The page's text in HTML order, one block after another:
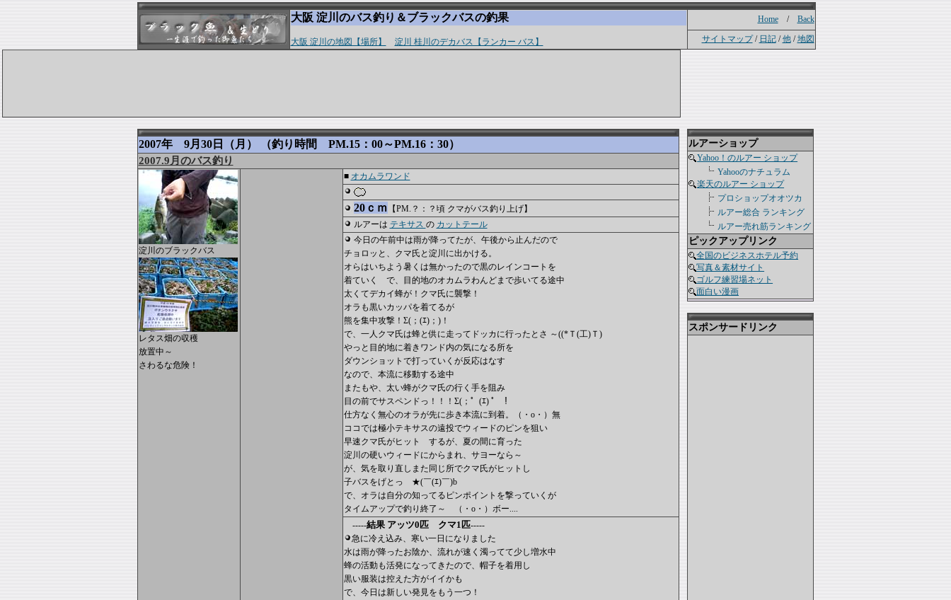
大阪 淀川のバス釣り＆ブラックバスの釣果
大阪 淀川の地図【場所】 淀川 桂川のデカバス【ランカー バス】
Home /
Back
サイトマップ/ 日記/他/地図
2007年 9月30日（月） （釣り時間 PM.15：00～PM.16：30）
2007.9月のバス釣り
淀川のブラックバス
レタス畑の収穫
放置中～
さわるな危険！
■ オカムラワンド
20ｃｍ 【PM.？：？頃 クマがバス釣り上げ】
ルアーは テキサス の カットテール
今日の午前中は雨が降ってたが、午後から止んだので
チョロッと、クマ氏と淀川に出かける。
オらはいちよう暑くは無かったので黒のレインコートを
着ていく で、目的地のオカムラわんどまで歩いてる途中
太くてデカイ蜂が！クマ氏に襲撃！
オラも黒いカッパを着てるが
熊を集中攻撃！Σ(；(ｴ)；)！
で、一人クマ氏は蜂と供に走ってドッカに行ったとさ ～((*Ｔ(工)Ｔ)
やっと目的地に着きワンド内の気になる所を
ダウンショットで打っていくが反応はなす
なので、本流に移動する途中
またもや、太い蜂がクマ氏の行く手を阻み
目の前でサスペンドっ！！！Σ(；゜(ｴ) ゜ ！
仕方なく無心のオラが先に歩き本流に到着。（・o・）無
ココでは極小テキサスの遠投でウィードのピンを狙い
早速クマ氏がヒット するが、夏の間に育った
淀川の硬いウィードにからまれ、サヨーなら～
が、気を取り直しまた同じ所でクマ氏がヒットし
子バスをげとっ ★(￣(ｴ)￣)b
で、オラは自分の知ってるピンポイントを撃っていくが
タイムアップで釣り終了～ （・o・）ボー....
-----結果 アッツ0匹 クマ1匹-----
急に冷え込み、寒い一日になりました
水は雨が降ったお陰か、流れが速く濁ってて少し増水中
蜂の活動も活発になってきたので、帽子を着用し
黒い服装は控えた方がイイかも
で、今日は新しい発見をもう一つ！
ルアーショップ
Yahoo！のルアー ショップ
Yahooのナチュラム
楽天のルアー ショップ
プロショップオオツカ
ルアー総合 ランキング
ルアー売れ筋ランキング
ピックアップリンク
全国のビジネスホテル予約
写真＆素材サイト
ゴルフ練習場ネット
面白い漫画
スポンサードリンク